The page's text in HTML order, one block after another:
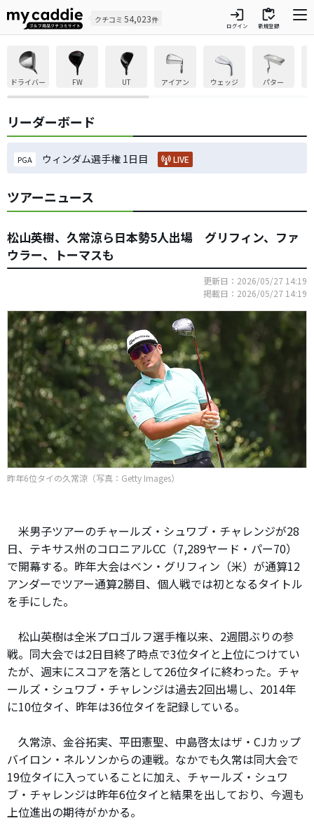
クチコミ 54,023件 login
ログイン
inventory
新規登録
ドライバー FW UT アイアン ウェッジ パター
リーダーボード
PGA ウィンダム選手権 1日目 LIVE
ツアーニュース
松山英樹、久常涼ら日本勢5人出場 グリフィン、ファ
ウラー、トーマスも
更新日：2026/05/27 14:19
掲載日：2026/05/27 14:19
昨年6位タイの久常涼（写真：Getty Images）
米男子ツアーのチャールズ・シュワブ・チャレンジが28
日、テキサス州のコロニアルCC（7,289ヤード・パー70）
で開幕する。昨年大会はベン・グリフィン（米）が通算12
アンダーでツアー通算2勝目、個人戦では初となるタイトル
を手にした。
松山英樹は全米プロゴルフ選手権以来、2週間ぶりの参
戦。同大会では2日目終了時点で3位タイと上位につけてい
たが、週末にスコアを落として26位タイに終わった。チャ
ールズ・シュワブ・チャレンジは過去2回出場し、2014年
に10位タイ、昨年は36位タイを記録している。
久常涼、金谷拓実、平田憲聖、中島啓太はザ・CJカップ
バイロン・ネルソンからの連戦。なかでも久常は同大会で
19位タイに入っていることに加え、チャールズ・シュワ
ブ・チャレンジは昨年6位タイと結果を出しており、今週も
上位進出の期待がかかる。